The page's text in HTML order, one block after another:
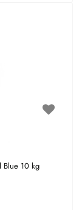
Blue 10 kg